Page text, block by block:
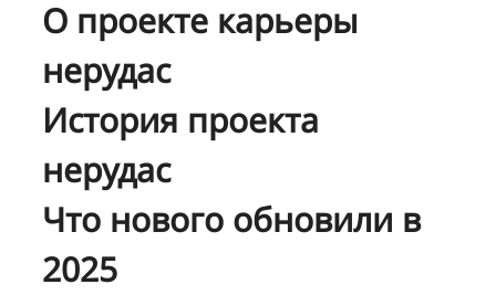
О проекте карьеры
нерудас
История проекта
нерудас
Что нового обновили в
2025